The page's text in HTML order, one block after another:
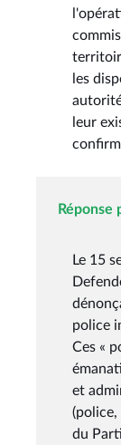
les
leur
Réponse
Le 15
police
Ces «
et
du